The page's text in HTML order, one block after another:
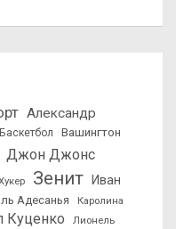
Александр
Баскетбол
Вашингтон
Джон Джонс
Зенит
Иван
Адесанья
Каролина
Куценко
Лионель